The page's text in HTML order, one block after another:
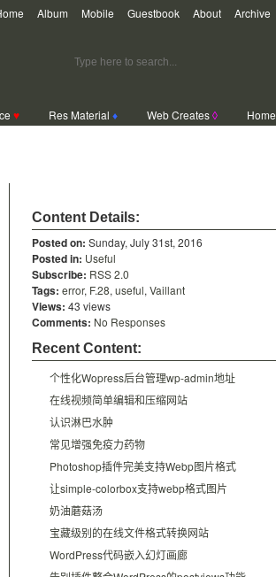
Album Mobile Guestbook About Archive
♥ Res Material ♦ Web Creates◊ Home
Content Details:
Posted on: Sunday, July 31st, 2016
Posted in: Useful
Subscribe: RSS 2.0
Tags: error, F.28, useful, Vaillant
Views: 43 views
Comments: No Responses
Recent Content:
个性化Wopress后台管理wp-admin地址
在线视频简单编辑和压缩网站
认识淋巴水肿
常见增强免疫力药物
Photoshop插件完美支持Webp图片格式
让simple-colorbox支持webp格式图片
奶油蘑菇汤
宝藏级别的在线文件格式转换网站
WordPress代码嵌入幻灯画廊